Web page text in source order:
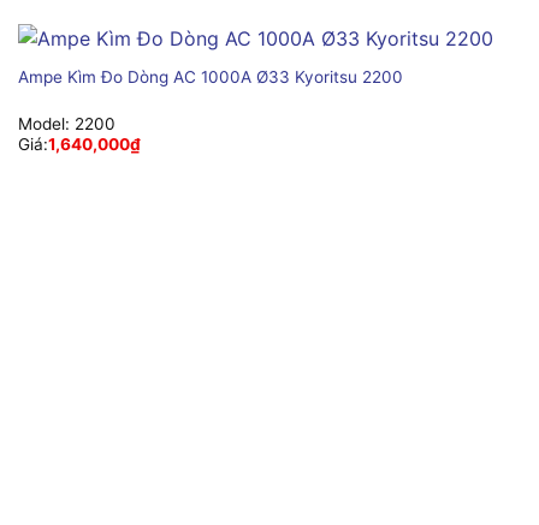
Ampe Kìm Đo Dòng AC 1000A Ø33 Kyoritsu 2200
Model: 2200
Giá:1,640,000₫